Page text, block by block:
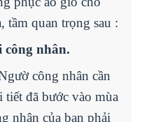
tầm quan trọng sau :
nhân.
công nhân cần
đã bước vào mùa
nhân của bạn phải